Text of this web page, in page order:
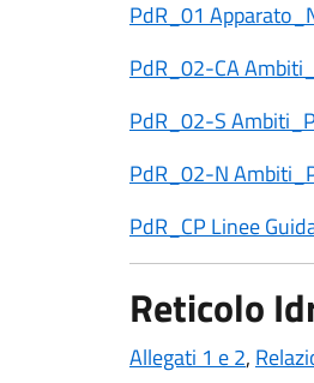
PdR_01
PdR_02-CA
PdR_02-S
PdR_02-N
PdR_CP Linee
Reticolo
Allegati 1 e 2,